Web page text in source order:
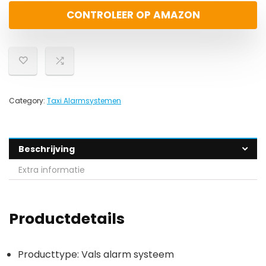
CONTROLEER OP AMAZON
Category: Taxi Alarmsystemen
Beschrijving
Extra informatie
Productdetails
Producttype: Vals alarm systeem